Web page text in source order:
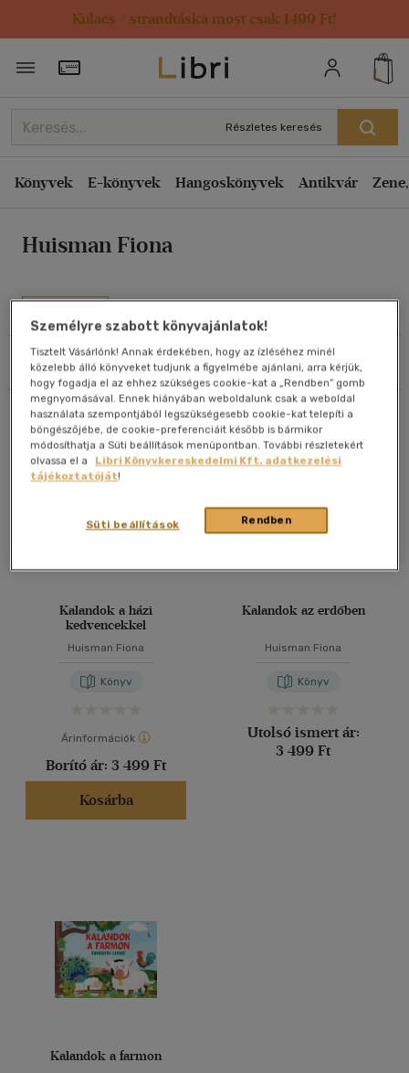
Kulacs / strandtáska most csak 1499 Ft!
Törzsvásárlói Kártya adatai
Részletes keresés
Könyvek E-könyvek Hangoskönyvek Antikvár
Huisman Fiona
Művei
Szűrés Rendezés
Rendezés
Kiadás éve szerint csökkenő
Ár szerint csökkenő
Eladott darabszám szerint csökkenő
Cím szerint A-Z
Szerző szerint A-Z
Megjelenítés
20 db / oldal
40 db / oldal
Alkalmaz
Összesen3db
Kalandok a házi
kedvencekkel
Huisman Fiona
Könyv
Árinformációk
Borító ár: 3 499 Ft
Kosárba
Kalandok az erdőben
Huisman Fiona
Könyv
Utolsó ismert ár:
3 499 Ft
Kalandok a farmon
Személyre szabott könyvajánlatok!
Tisztelt Vásárlónk! Annak érdekében, hogy az ízléséhez minél
közelebb álló könyveket tudjunk a figyelmébe ajánlani, arra kérjük,
hogy fogadja el az ehhez szükséges cookie-kat a „Rendben” gomb
megnyomásával. Ennek hiányában weboldalunk csak a weboldal
használata szempontjából legszükségesebb cookie-kat telepíti a
böngészőjébe, de cookie-preferenciáit később is bármikor
módosíthatja a Süti beállítások menüpontban. További részletekért
olvassa el a
Libri Könyvkereskedelmi Kft. adatkezelési
tájékoztatóját!
Rendben
Süti beállítások